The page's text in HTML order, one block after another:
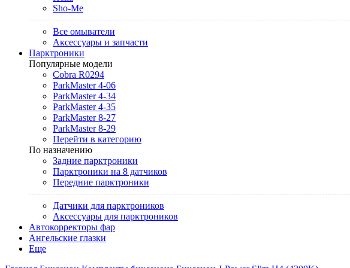
Sho-Me
Все омыватели
Аксессуары и запчасти
Парктроники
Популярные модели
Cobra R0294
ParkMaster 4-06
ParkMaster 4-34
ParkMaster 4-35
ParkMaster 8-27
ParkMaster 8-29
Перейти в категорию
По назначению
Задние парктроники
Парктроники на 8 датчиков
Передние парктроники
Датчики для парктроников
Аксессуары для парктроников
Автокорректоры фар
Ангельские глазки
Еще